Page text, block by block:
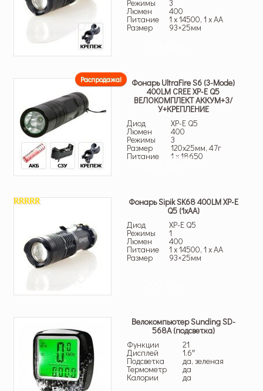
Режимы 3
Люмен 400
Питание 1 x 14500, 1 x AA
Размер 93×25мм
Распродажа! Фонарь UltraFire S6 (3-Mode)
400LM CREE XP-E Q5
ВЕЛОКОМПЛЕКТ АККУМ+З/
У+КРЕПЛЕНИЕ
Диод
XP-E Q5
Люмен 400
Режимы 3
Размер 120х25мм, 47г
Питание 1 x 18650
399 грн.
Фонарь Sipik SK68 400LM XP-E
Q5 (1хАА)
Диод
XP-E Q5
Режимы 1
Люмен 400
Питание 1 x 14500, 1 x AA
Размер 93×25мм
Велокомпьютер Sunding SD-
568A (подсветка)
Функции
21
Дисплей 1.6″
Подсветка да, зеленая
Термометр да
Калории да